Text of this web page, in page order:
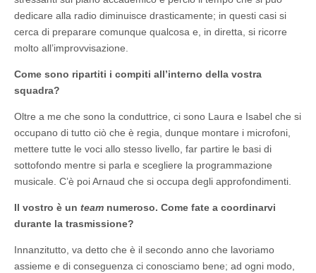
dedicare alla radio diminuisce drasticamente; in questi casi si
cerca di preparare comunque qualcosa e, in diretta, si ricorre
molto all’improvvisazione.
Come sono ripartiti i compiti all’interno della vostra
squadra?
Oltre a me che sono la conduttrice, ci sono Laura e Isabel che si
occupano di tutto ciò che è regia, dunque montare i microfoni,
mettere tutte le voci allo stesso livello, far partire le basi di
sottofondo mentre si parla e scegliere la programmazione
musicale. C’è poi Arnaud che si occupa degli approfondimenti.
Il vostro è un team numeroso. Come fate a coordinarvi
durante la trasmissione?
Innanzitutto, va detto che è il secondo anno che lavoriamo
assieme e di conseguenza ci conosciamo bene; ad ogni modo,